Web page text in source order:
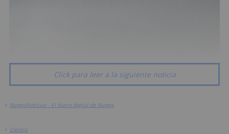
Click para leer a la siguiente noticia
> BurgosNoticias - El diario digital de Burgos
> Ciencia